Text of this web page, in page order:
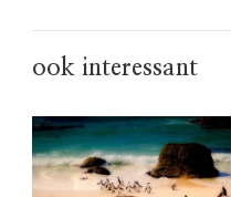
ook interessant